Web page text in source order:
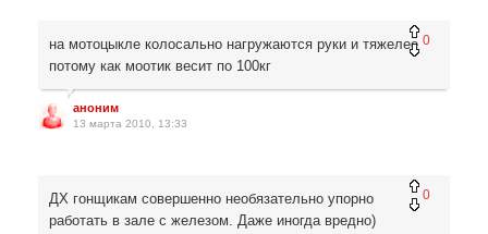
0
на мотоцыкле колосально нагружаются руки и тяжелее
потому как моотик весит по 100кг
аноним
13 марта 2010, 13:33
0
ДХ гонщикам совершенно необязательно упорно
работать в зале с железом. Даже иногда вредно)